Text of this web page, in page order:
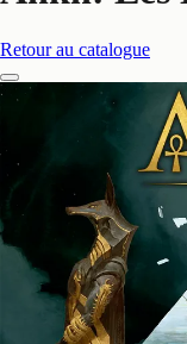
Retour au catalogue